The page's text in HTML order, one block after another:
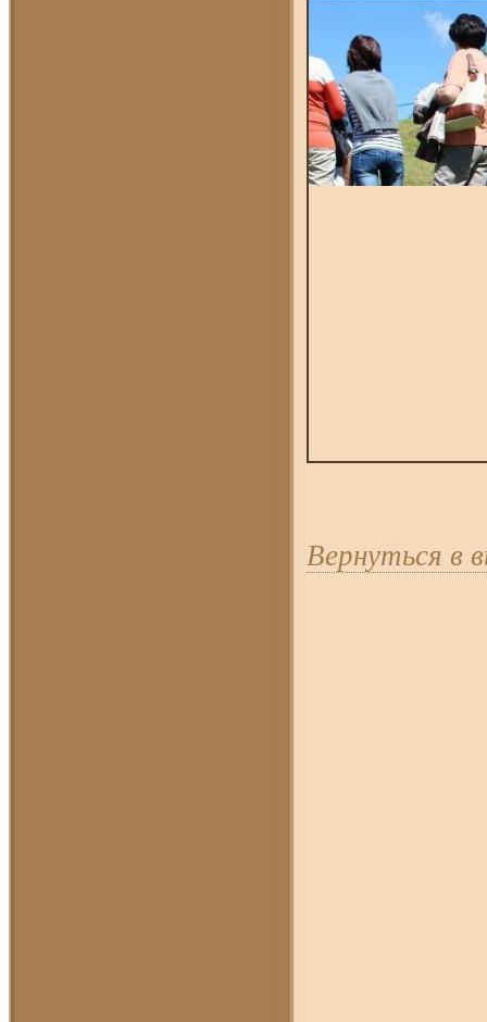
Вернуться в